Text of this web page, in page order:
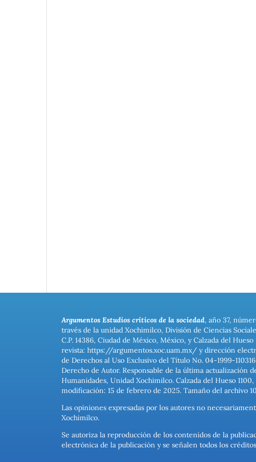
Argumentos Estudios críticos de la sociedad, año 37,
través de la unidad Xochimilco, División de Ciencias
C.P. 14386, Ciudad de México, México, y Calzada del
revista: https://argumentos.xoc.uam.mx/ y dirección
de Derechos al Uso Exclusivo del Título No. 04-1999-
Derecho de Autor. Responsable de la última actualización
Humanidades, Unidad Xochimilco. Calzada del Hueso
modificación: 15 de febrero de 2025. Tamaño del archivo
Las opiniones expresadas por los autores no
Xochimilco.
Se autoriza la reproducción de los contenidos de la
electrónica de la publicación y se señalen todos los